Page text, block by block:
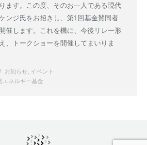
ます。この度、そのお一人である現代
ンジ氏をお招きし、第1回基金賛同者
催します。これを機に、今後リレー形
、トークショーを開催してまいりま
お知らせ, イベント
エネルギー基金